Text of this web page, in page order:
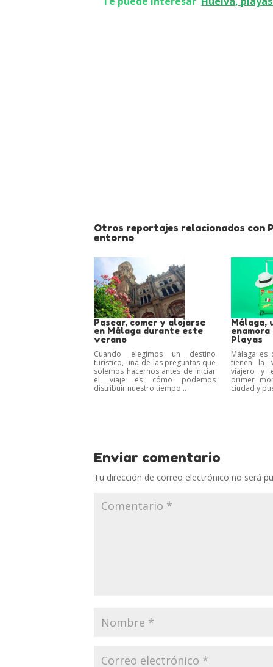
Otros reportajes relacionados con
entorno
Pasear, comer y alojarse
en Málaga durante este
verano
Cuando elegimos un destino
turístico, una de las preguntas que
solemos hacernos antes de iniciar
el viaje es cómo podemos
distribuir nuestro tiempo...
Málaga,
Playas
Málaga es
tienen la
viajero y
primer
ciudad y
Enviar comentario
Tu dirección de correo electrónico no será